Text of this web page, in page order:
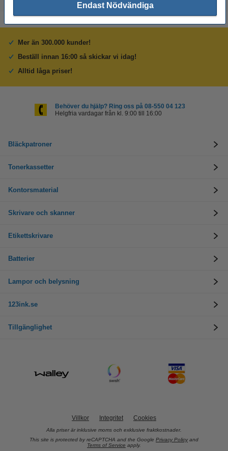
Endast Nödvändiga
Mer än 300.000 kunder!
Beställ innan 16:00 så skickar vi idag!
Alltid låga priser!
Behöver du hjälp? Ring oss på 08-550 04 123
Helgfria vardagar från kl. 9:00 till 16:00
Bläckpatroner
Tonerkassetter
Kontorsmaterial
Skrivare och skanner
Etikettskrivare
Batterier
Lampor och belysning
123ink.se
Tillgänglighet
Villkor Integritet Cookies
Alla priser är inklusive moms och exklusive fraktkostnader.
This site is protected by reCAPTCHA and the Google Privacy Policy and
Terms of Service apply.